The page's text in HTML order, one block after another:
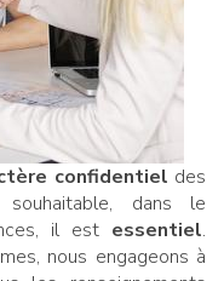
confidentiel des
souhaitable, dans le
il estessentiel.
nous engageons à